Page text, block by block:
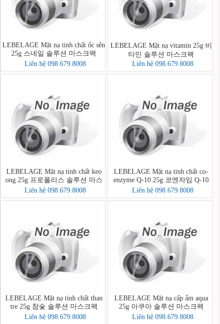
LEBELAGE Mặt nạ tinh chất ốc sên
25g 스네일 솔루션 마스크팩
Liên hệ 098.679.8008
LEBELAGE Mặt nạ vitamin 25g 비
타민 솔루션 마스크팩
Liên hệ 098.679.8008
LEBELAGE Mặt nạ tinh chất keo
ong 25g 프로폴리스 솔루션 마스
크팩
Liên hệ 098.679.8008
LEBELAGE Mặt nạ tinh chất co-
enzyme Q-10 25g 코엔자임 Q-10
솔루션 마스크팩
Liên hệ 098.679.8008
LEBELAGE Mặt nạ tinh chất than
tre 25g 참숯 솔루션 마스크팩
Liên hệ 098.679.8008
LEBELAGE Mặt nạ cấp ẩm aqua
25g 아쿠아 솔루션 마스크팩
Liên hệ 098.679.8008